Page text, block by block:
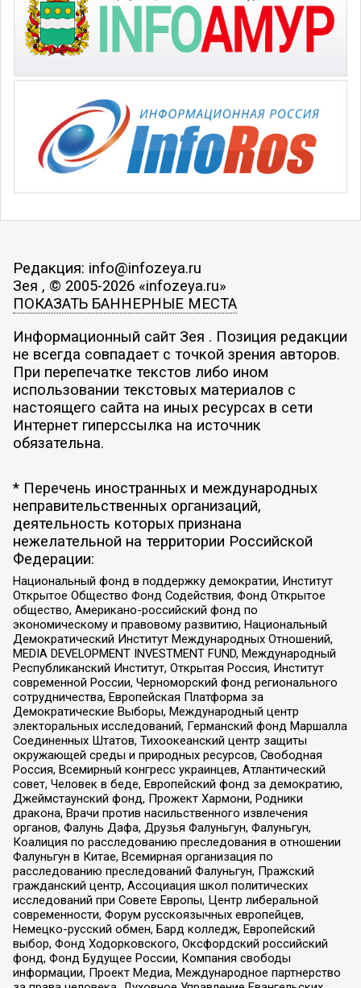
Редакция: info@infozeya.ru
Зея , © 2005-2026 «infozeya.ru»
ПОКАЗАТЬ БАННЕРНЫЕ МЕСТА
Информационный сайт Зея . Позиция редакции
не всегда совпадает с точкой зрения авторов.
При перепечатке текстов либо ином
использовании текстовых материалов с
настоящего сайта на иных ресурсах в сети
Интернет гиперссылка на источник
обязательна.
* Перечень иностранных и международных
неправительственных организаций,
деятельность которых признана
нежелательной на территории Российской
Федерации:
Национальный фонд в поддержку демократии, Институт
Открытое Общество Фонд Содействия, Фонд Открытое
общество, Американо-российский фонд по
экономическому и правовому развитию, Национальный
Демократический Институт Международных Отношений,
MEDIA DEVELOPMENT INVESTMENT FUND, Международный
Республиканский Институт, Открытая Россия, Институт
современной России, Черноморский фонд регионального
сотрудничества, Европейская Платформа за
Демократические Выборы, Международный центр
электоральных исследований, Германский фонд Маршалла
Соединенных Штатов, Тихоокеанский центр защиты
окружающей среды и природных ресурсов, Свободная
Россия, Всемирный конгресс украинцев, Атлантический
совет, Человек в беде, Европейский фонд за демократию,
Джеймстаунский фонд, Прожект Хармони, Родники
дракона, Врачи против насильственного извлечения
органов, Фалунь Дафа, Друзья Фалуньгун, Фалуньгун,
Коалиция по расследованию преследования в отношении
Фалуньгун в Китае, Всемирная организация по
расследованию преследований Фалуньгун, Пражский
гражданский центр, Ассоциация школ политических
исследований при Совете Европы, Центр либеральной
современности, Форум русскоязычных европейцев,
Немецко-русский обмен, Бард колледж, Европейский
выбор, Фонд Ходорковского, Оксфордский российский
фонд, Фонд Будущее России, Компания свободы
информации, Проект Медиа, Международное партнерство